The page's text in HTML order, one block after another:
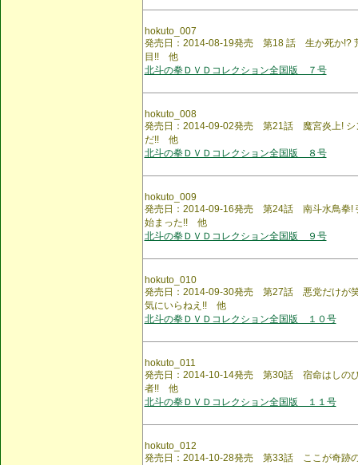
hokuto_007
発売日：2014-08-19発売 第18 話 生か死か!?
目!! 他
北斗の拳ＤＶＤコレクション全国版 ７号
hokuto_008
発売日：2014-09-02発売 第21話 魔宮炎上! シ
だ!! 他
北斗の拳ＤＶＤコレクション全国版 ８号
hokuto_009
発売日：2014-09-16発売 第24話 南斗水鳥拳!
始まった!! 他
北斗の拳ＤＶＤコレクション全国版 ９号
hokuto_010
発売日：2014-09-30発売 第27話 悪党だけが
気にいらねえ!! 他
北斗の拳ＤＶＤコレクション全国版 １０号
hokuto_011
発売日：2014-10-14発売 第30話 宿命はしの
者!! 他
北斗の拳ＤＶＤコレクション全国版 １１号
hokuto_012
発売日：2014-10-28発売 第33話 ここが奇跡